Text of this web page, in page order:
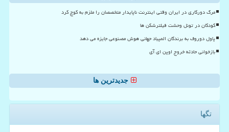
مرگ دورکاری در ایران وقتی اینترنت ناپایدار متخصصان را ملزم به کوچ کرد
کودکان در تونل وحشت فیلترشکن ها
پاول دوروف به برندگان المپیاد جهانی هوش مصنوعی جایزه می دهد
بازخوانی حادثه خروج اوپن ای آی
جدیدترین ها
تگها